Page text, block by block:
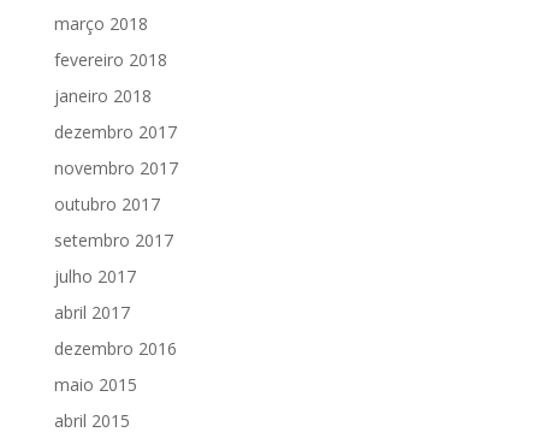
março 2018
fevereiro 2018
janeiro 2018
dezembro 2017
novembro 2017
outubro 2017
setembro 2017
julho 2017
abril 2017
dezembro 2016
maio 2015
abril 2015